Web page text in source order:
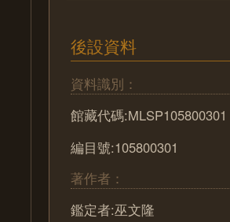
後設資料
資料識別：
館藏代碼:MLSP105800301
編目號:105800301
著作者：
鑑定者:巫文隆